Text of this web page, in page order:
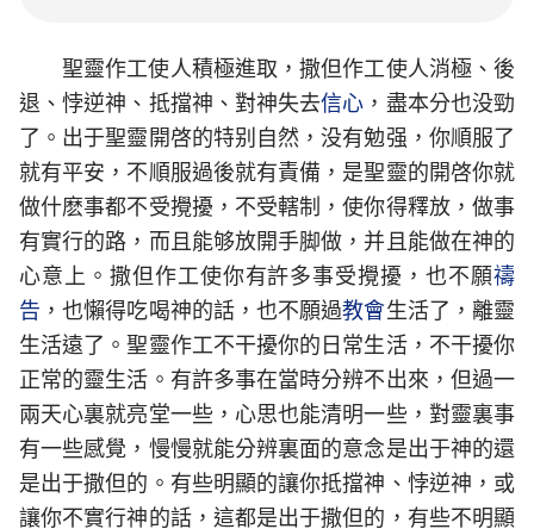
聖靈作工使人積極進取，撒但作工使人消極、後
退、悖逆神、抵擋神、對神失去信心 ，盡本分也没勁
了。出于聖靈開啓的特别自然，没有勉强，你順服了
就有平安，不順服過後就有責備，是聖靈的開啓你就
做什麽事都不受攪擾，不受轄制，使你得釋放，做事
有實行的路，而且能够放開手脚做，并且能做在神的
心意上。撒但作工使你有許多事受攪擾，也不願禱
告 ，也懶得吃喝神的話，也不願過教會生活了，離靈
生活遠了。聖靈作工不干擾你的日常生活，不干擾你
正常的靈生活。有許多事在當時分辨不出來，但過一
兩天心裏就亮堂一些，心思也能清明一些，對靈裏事
有一些感覺，慢慢就能分辨裏面的意念是出于神的還
是出于撒但的。有些明顯的讓你抵擋神、悖逆神，或
讓你不實行神的話，這都是出于撒但的，有些不明顯